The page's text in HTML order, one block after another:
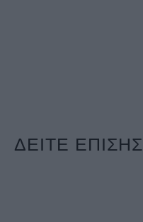
ΔΕΙΤΕ ΕΠΙΣΗΣ